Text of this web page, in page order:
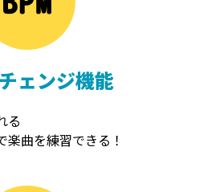
ェンジ機能
る
曲を練習できる！